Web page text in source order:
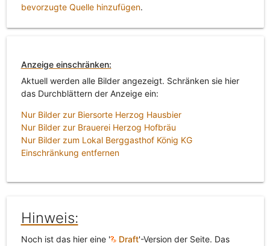
bevorzugte Quelle hinzufügen.
Anzeige einschränken:
Aktuell werden alle Bilder angezeigt. Schränken sie hier
das Durchblättern der Anzeige ein:
Nur Bilder zur Biersorte Herzog Hausbier
Nur Bilder zur Brauerei Herzog Hofbräu
Nur Bilder zum Lokal Berggasthof König KG
Einschränkung entfernen
Hinweis:
Noch ist das hier eine ' Draft'-Version der Seite. Das